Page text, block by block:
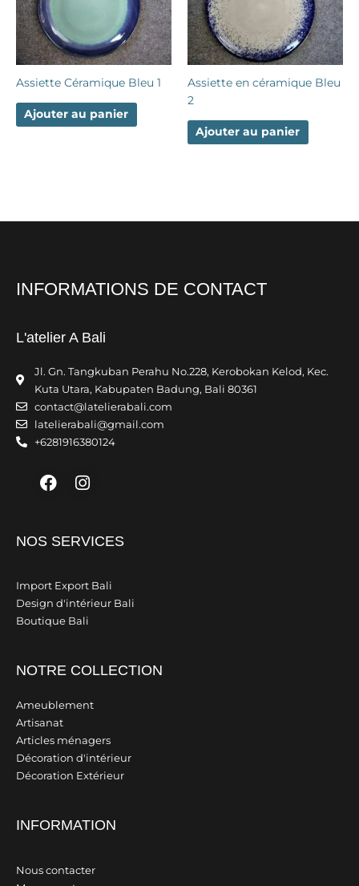
Assiette Céramique Bleu 1
Ajouter au panier
Assiette en céramique Bleu
2
Ajouter au panier
INFORMATIONS DE CONTACT
L'atelier A Bali
Jl. Gn. Tangkuban Perahu No.228, Kerobokan Kelod, Kec.
Kuta Utara, Kabupaten Badung, Bali 80361
contact@latelierabali.com
latelierabali@gmail.com
+6281916380124
Facebook
Instagram
NOS SERVICES
Import Export Bali
Design d'intérieur Bali
Boutique Bali
NOTRE COLLECTION
Ameublement
Artisanat
Articles ménagers
Décoration d'intérieur
Décoration Extérieur
INFORMATION
Nous contacter